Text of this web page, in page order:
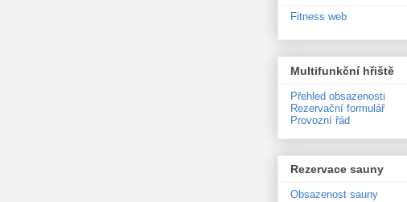
Fitness web
Multifunkční hřiště
Přehled obsazenosti
Rezervační formulář
Provozní řád
Rezervace sauny
Obsazenost sauny